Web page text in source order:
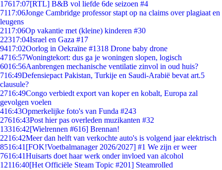
17617:07[RTL] B&B vol liefde 6de seizoen #4
7117:06Jonge Cambridge professor stapt op na claims over plagiaat en
leugens
2117:06Op vakantie met (kleine) kinderen #30
22317:04Israel en Gaza #17
9417:02Oorlog in Oekraïne #1318 Drone baby drone
4716:57Woningtekort: dus ga je woningen slopen, logisch
6016:56Aanbrengen mechanische ventilatie zinvol in oud huis?
716:49Defensiepact Pakistan, Turkije en Saudi-Arabië bevat art.5
clausule?
2716:49Congo verbiedt export van koper en kobalt, Europa zal
gevolgen voelen
416:43Opmerkelijke foto's van Funda #243
27616:43Post hier pas overleden muzikanten #32
13316:42[Wielrennen #616] Brennan!
2216:42Meer dan helft van verkochte auto's is volgend jaar elektrisch
8516:41 [FOK!Voetbalmanager 2026/2027] #1 We zijn er weer
7616:41Huisarts doet haar werk onder invloed van alcohol
12116:40[Het Officiële Steam Topic #201] Steamrolled